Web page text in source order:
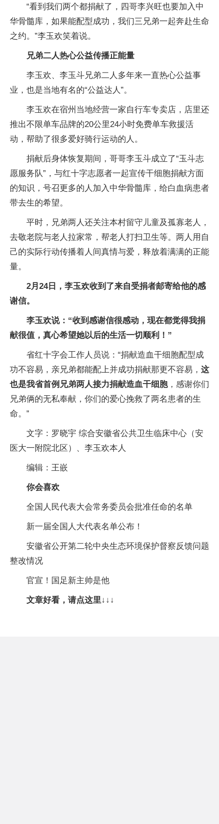
“看到我们两个都捐献了，四哥李兴旺也要加入中
华骨髓库，如果能配型成功，我们三兄弟一起奔赴生命
之约。”李玉欢笑着说。
兄弟二人热心公益传播正能量
李玉欢、李玉斗兄弟二人多年来一直热心公益事
业，也是当地有名的“公益达人”。
李玉欢在宿州当地经营一家自行车专卖店，店里还
推出不限单车品牌的20公里24小时免费单车救援活
动，帮助了很多爱好骑行运动的人。
捐献后身体恢复期间，哥哥李玉斗成立了“玉斗志
愿服务队”，与红十字志愿者一起宣传干细胞捐献方面
的知识，号召更多的人加入中华骨髓库，给白血病患者
带去生的希望。
平时，兄弟两人还关注本村留守儿童及孤寡老人，
去敬老院与老人拉家常，帮老人打扫卫生等。两人用自
己的实际行动传播着人间真情与爱，释放着满满的正能
量。
2月24日，李玉欢收到了来自受捐者邮寄给他的感
谢信。
李玉欢说：“收到感谢信很感动，现在都觉得我捐
献很值，真心希望她以后的生活一切顺利！”
省红十字会工作人员说：“捐献造血干细胞配型成
功不容易，亲兄弟都能配上并成功捐献那更不容易， 这
也是我省首例兄弟两人接力捐献造血干细胞，感谢你们
兄弟俩的无私奉献，你们的爱心挽救了两名患者的生
命。”
文字：罗晓宇 综合安徽省公共卫生临床中心（安
医大一附院北区）、李玉欢本人
编辑：王嵌
你会喜欢
全国人民代表大会常务委员会批准任命的名单
新一届全国人大代表名单公布！
安徽省公开第二轮中央生态环境保护督察反馈问题
整改情况
官宣！国足新主帅是他
文章好看，请点这里↓↓↓